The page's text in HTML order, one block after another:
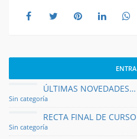
ÚLTIMAS NOVEDADES…
Sin categoría
RECTA FINAL DE
Sin categoría